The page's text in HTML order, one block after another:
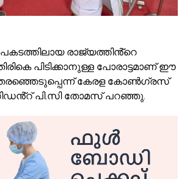
രാജ്യത്തിൻ്റെ
പിടിക്കാനുള്ള പോരാട്ടമാണ് ഈ
കേരള കോൺഗ്രസ്
പി.സി തോമസ് പറഞ്ഞു.